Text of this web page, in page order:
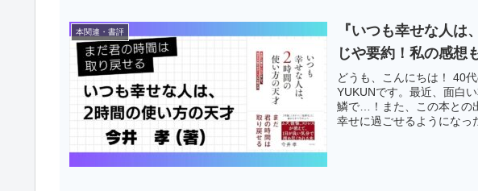
本関連・書評
『いつも幸せな人
じや要約！私の感想
どうも、こんにちは！ 40
YUKUNです。最近、面白
鱗で…！また、この本との
幸せに過ごせるようになっ